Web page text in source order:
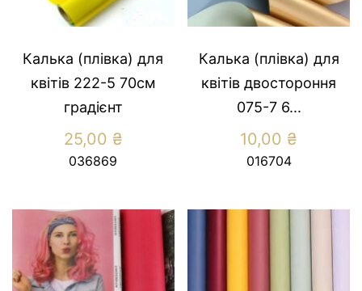
Калька (плівка) для
квітів 222-5 70см
градієнт
25,00 ₴
036869
Калька (плівка) для
квітів двостороння
075-7 6...
10,00 ₴
016704